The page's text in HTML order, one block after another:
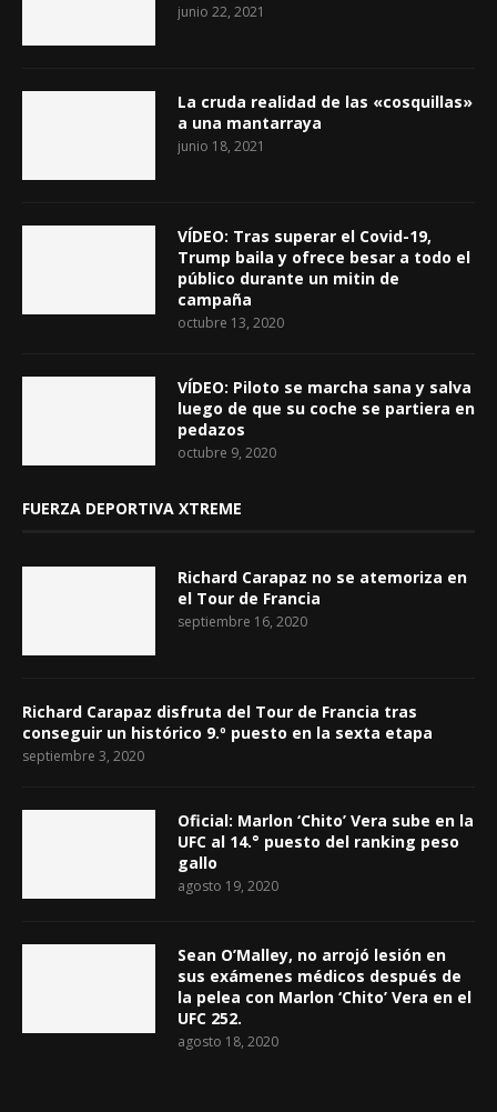
junio 22, 2021
La cruda realidad de las «cosquillas»
a una mantarraya
junio 18, 2021
VÍDEO: Tras superar el Covid-19,
Trump baila y ofrece besar a todo el
público durante un mitin de
campaña
octubre 13, 2020
VÍDEO: Piloto se marcha sana y salva
luego de que su coche se partiera en
pedazos
octubre 9, 2020
FUERZA DEPORTIVA XTREME
Richard Carapaz no se atemoriza en
el Tour de Francia
septiembre 16, 2020
Richard Carapaz disfruta del Tour de Francia tras
conseguir un histórico 9.º puesto en la sexta etapa
septiembre 3, 2020
Oficial: Marlon ‘Chito’ Vera sube en la
UFC al 14.° puesto del ranking peso
gallo
agosto 19, 2020
Sean O’Malley, no arrojó lesión en
sus exámenes médicos después de
la pelea con Marlon ‘Chito’ Vera en el
UFC 252.
agosto 18, 2020